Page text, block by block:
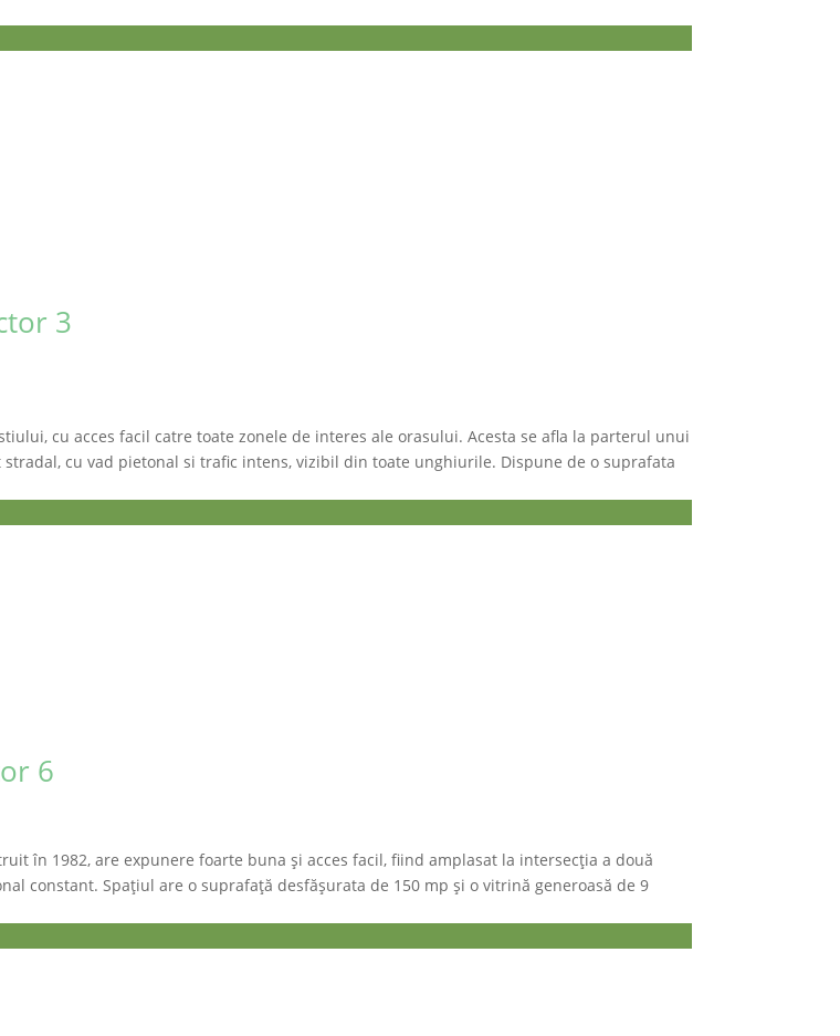
3
cu acces facil catre toate zonele de interes ale orasului. Acesta se afla la parterul unui
cu vad pietonal si trafic intens, vizibil din toate unghiurile. Dispune de o suprafata
6
în 1982, are expunere foarte buna și acces facil, fiind amplasat la intersecția a două
constant. Spațiul are o suprafață desfășurata de 150 mp și o vitrină generoasă de 9